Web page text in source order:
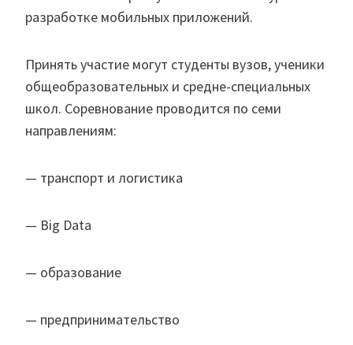
разработке мобильных приложений.
Принять участие могут студенты вузов, ученики
общеобразовательных и средне-специальных
школ. Соревнование проводится по семи
направлениям:
— транспорт и логистика
— Big Data
— образование
— предпринимательство